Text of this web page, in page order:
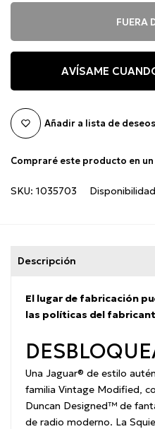
FUERA
AVÍSAME
Añadir a lista de deseos
Compraré este producto en
SKU: 1035703
Descripción
El lugar de fabricación
las políticas del
Una Jaguar® de estilo
familia Vintage Modified,
Duncan Designed™ de
de radio moderno. La